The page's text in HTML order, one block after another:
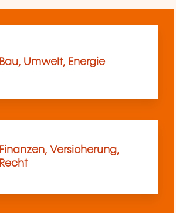
Bau, Umwelt, Energie
Finanzen, Versicherung,
Recht